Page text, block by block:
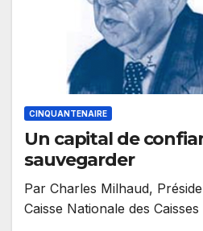
CINQUANTENAIRE
Un capital de
sauvegarder
Par Charles Milhaud,
Caisse Nationale des Caisses